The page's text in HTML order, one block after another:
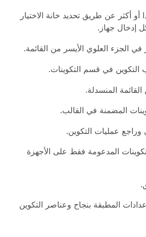
أو أكثر عن طريق تحديد خانة الاختيار
إدخال جهاز.
في الجزء العلوي الأيسر من القائمة.
التكوين في قسم التكوينات.
المنسدلة.
المضمنة في القالب.
وراجع عمليات التكوين.
المدعومة فقط على الأجهزة
.
المطبقة بنجاح وعناصر التكوين